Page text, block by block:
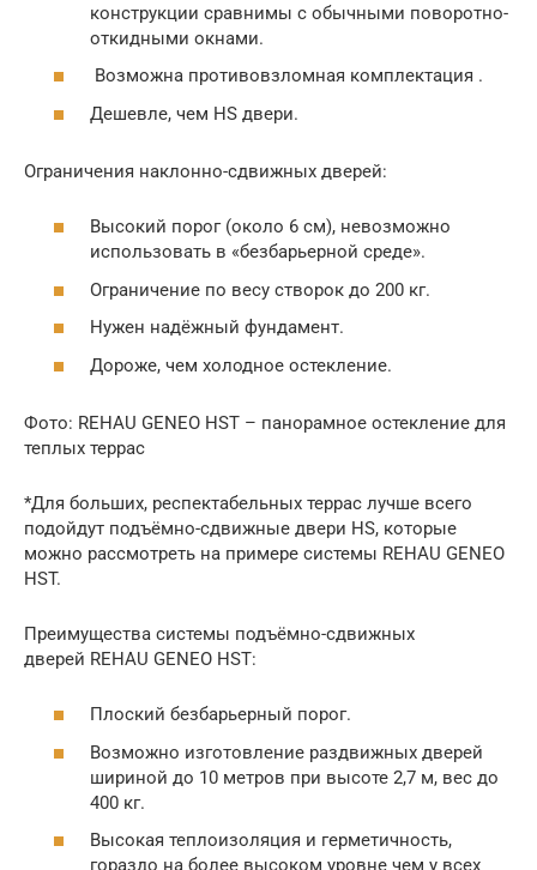
конструкции сравнимы с обычными поворотно-
откидными окнами.
Возможна противовзломная комплектация .
Дешевле, чем HS двери.
Ограничения наклонно-сдвижных дверей:
Высокий порог (около 6 см), невозможно
использовать в «безбарьерной среде».
Ограничение по весу створок до 200 кг.
Нужен надёжный фундамент.
Дороже, чем холодное остекление.
Фото: REHAU GENEO HST – панорамное остекление для
теплых террас
*Для больших, респектабельных террас лучше всего
подойдут подъёмно-сдвижные двери HS, которые
можно рассмотреть на примере системы REHAU GENEO
HST.
Преимущества системы подъёмно-сдвижных
дверей REHAU GENEO HST:
Плоский безбарьерный порог.
Возможно изготовление раздвижных дверей
шириной до 10 метров при высоте 2,7 м, вес до
400 кг.
Высокая теплоизоляция и герметичность,
гораздо на более высоком уровне чем у всех